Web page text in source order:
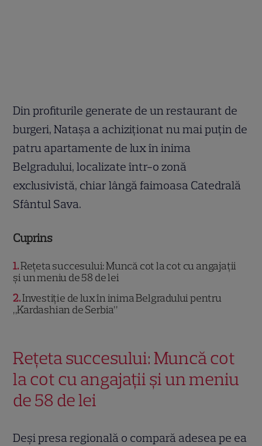
Din profiturile generate de un restaurant de
burgeri, Natașa a achiziționat nu mai puțin de
patru apartamente de lux în inima
Belgradului, localizate într-o zonă
exclusivistă, chiar lângă faimoasa Catedrală
Sfântul Sava.
Cuprins
1 Rețeta succesului: Muncă cot la cot cu angajații
și un meniu de 58 de lei
2 Investiție de lux în inima Belgradului pentru
„Kardashian de Serbia”
Rețeta succesului: Muncă cot
la cot cu angajații și un meniu
de 58 de lei
Deși presa regională o compară adesea pe ea